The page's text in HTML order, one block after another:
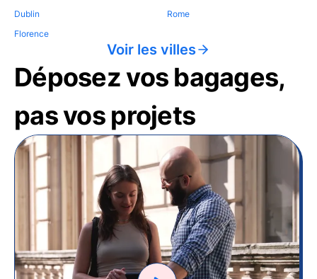
Dublin
Florence
Rome
Voir les villes
Déposez vos bagages,
pas vos projets